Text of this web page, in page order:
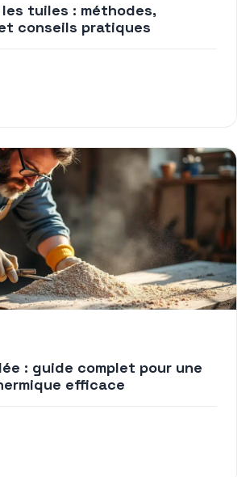
tuiles : méthodes,
conseils pratiques
: guide complet pour une
efficace